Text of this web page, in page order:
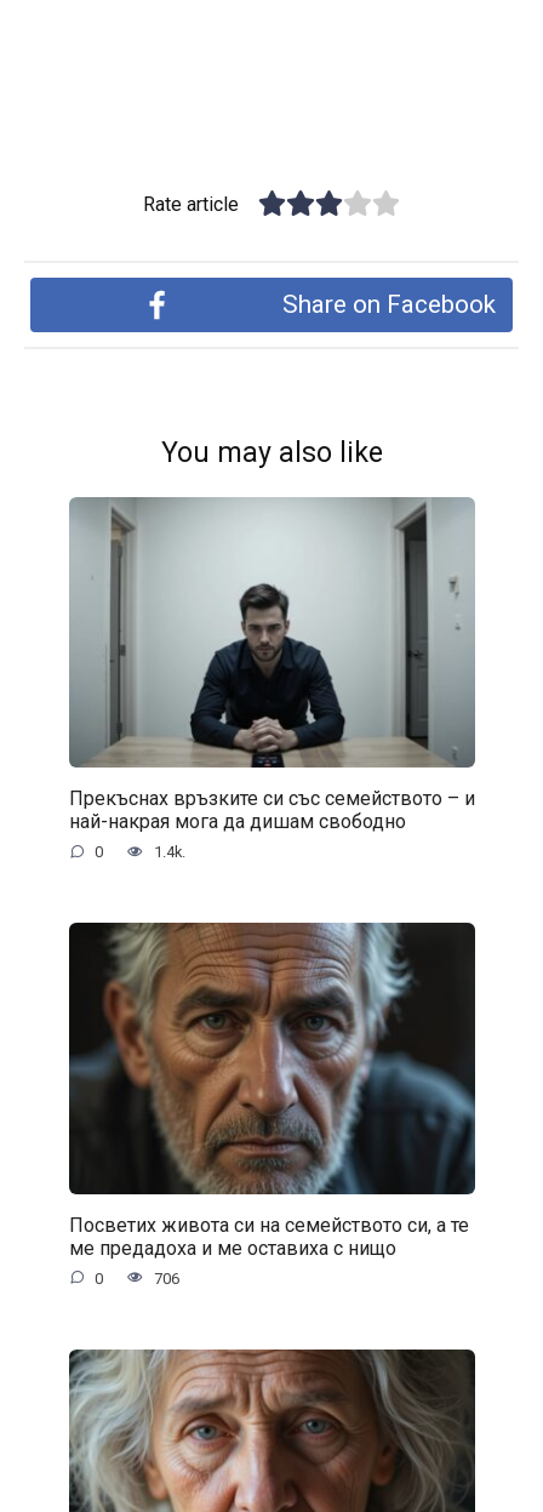
Rate article
Share on Facebook
You may also like
Прекъснах връзките си със семейството – и
най-накрая мога да дишам свободно
0 1.4k.
Посветих живота си на семейството си, а те
ме предадоха и ме оставиха с нищо
0 706